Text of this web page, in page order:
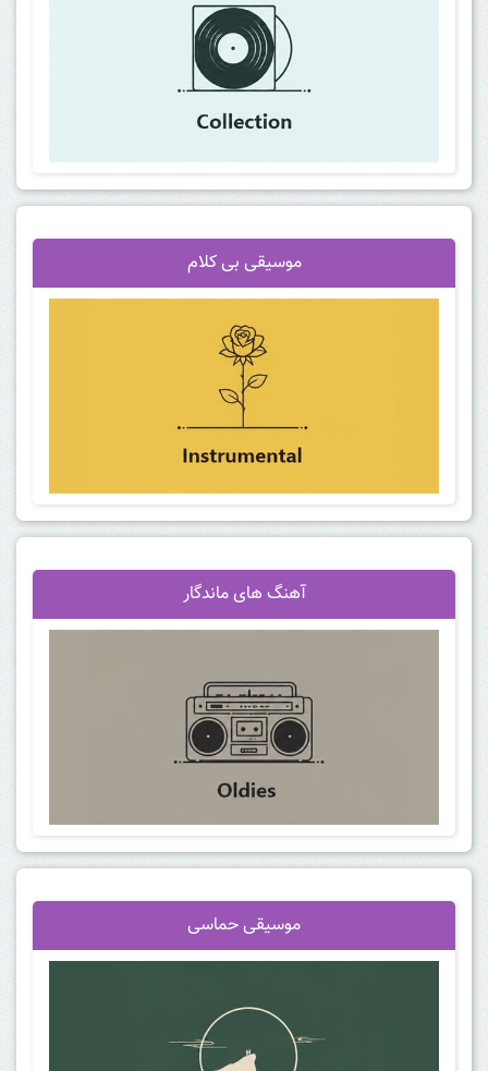
موسیقی بی کلام
آهنگ های ماندگار
موسیقی حماسی